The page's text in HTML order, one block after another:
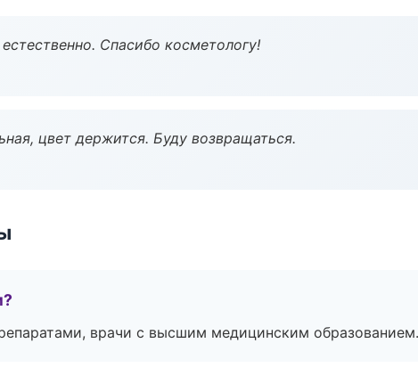
Спасибо косметологу!
цвет держится. Буду возвращаться.
врачи с высшим медицинским образованием.